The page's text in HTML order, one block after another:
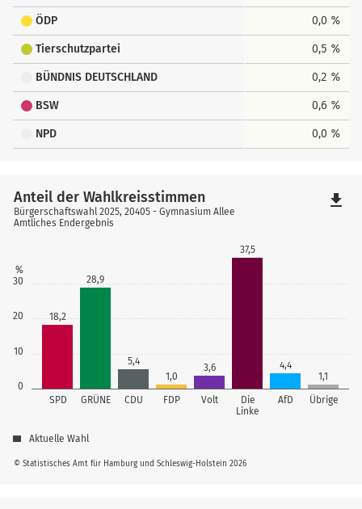
ÖDP 0,0 %
Tierschutzpartei 0,5 %
BÜNDNIS DEUTSCHLAND 0,2 %
BSW 0,6 %
NPD 0,0 %
0
10
20
30
%
SPD GRÜNE CDU FDP Volt
Die
Linke
AfD Übrige
18,2
28,9
5,4
1,0
3,6
37,5
4,4
1,1
© Statistisches Amt für Hamburg und Schleswig-Holstein 2026
Anteil der Wahlkreisstimmen
Bürgerschaftswahl 2025, 20405 - Gymnasium Allee
Amtliches Endergebnis
Aktuelle Wahl
file_download